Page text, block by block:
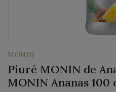
MONIN
Piuré MONIN de
MONIN Ananas 100